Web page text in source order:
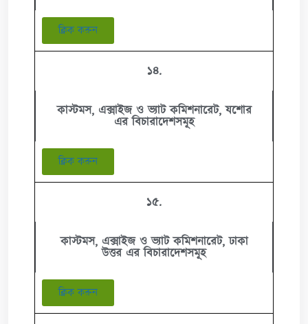
ক্লিক করুন
১৪.
কাস্টমস, এক্সাইজ ও ভ্যাট কমিশনারেট, যশোর
এর বিচারাদেশসমূহ
ক্লিক করুন
১৫.
কাস্টমস, এক্সাইজ ও ভ্যাট কমিশনারেট, ঢাকা
উত্তর এর বিচারাদেশসমূহ
ক্লিক করুন